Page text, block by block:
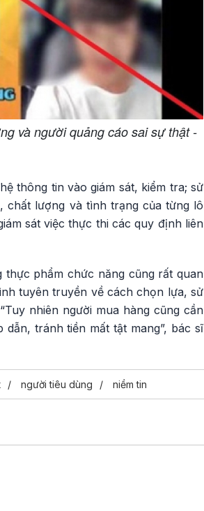
và người quảng cáo sai sự thật -
thông tin vào giám sát, kiểm tra; sử
chất lượng và tình trạng của từng lô
sát việc thực thi các quy định liên
phẩm chức năng cũng rất quan
tuyên truyền về cách chọn lựa, sử
nhiên người mua hàng cũng cần
tránh tiền mất tật mang”, bác sĩ
người tiêu dùng niềm tin